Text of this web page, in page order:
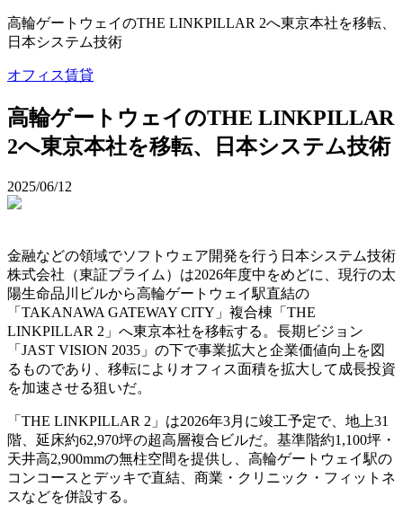
高輪ゲートウェイのTHE LINKPILLAR 2へ東京本社を移転、
日本システム技術
オフィス賃貸
高輪ゲートウェイのTHE LINKPILLAR
2へ東京本社を移転、日本システム技術
2025/06/12
金融などの領域でソフトウェア開発を行う日本システム技術
株式会社（東証プライム）は2026年度中をめどに、現行の太
陽生命品川ビルから高輪ゲートウェイ駅直結の
「TAKANAWA GATEWAY CITY」複合棟「THE
LINKPILLAR 2」へ東京本社を移転する。長期ビジョン
「JAST VISION 2035」の下で事業拡大と企業価値向上を図
るものであり、移転によりオフィス面積を拡大して成長投資
を加速させる狙いだ。
「THE LINKPILLAR 2」は2026年3月に竣工予定で、地上31
階、延床約62,970坪の超高層複合ビルだ。基準階約1,100坪・
天井高2,900mmの無柱空間を提供し、高輪ゲートウェイ駅の
コンコースとデッキで直結、商業・クリニック・フィットネ
スなどを併設する。